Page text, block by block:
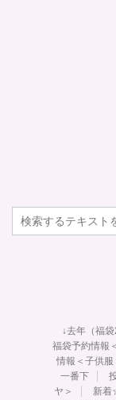
↓去年（福
福袋予約情報
情報＜子供服
一番下
ヤ＞
新着